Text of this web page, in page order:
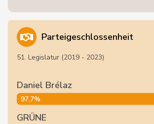
Parteigeschlossenheit
51. Legislatur (2019 - 2023)
Daniel Brélaz
97,7%
GRÜNE